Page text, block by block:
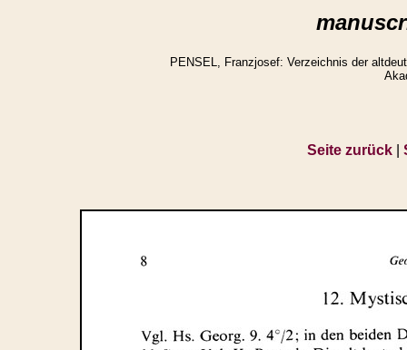
PENSEL, Franzjosef: Verzeichnis der
Seite zurück|